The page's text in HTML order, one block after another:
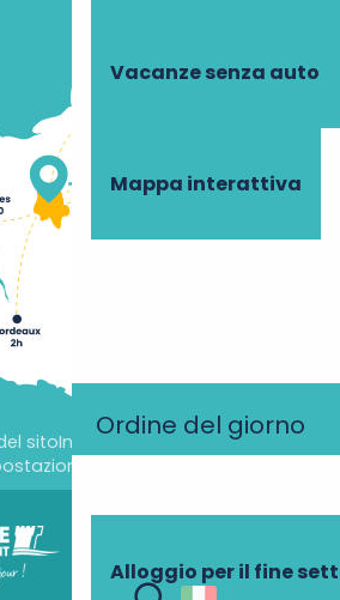
Vacanze senza auto
Mappa interattiva
Ordine del giorno
Alloggio per il fine
sitoInformazioni legali
dei cookie